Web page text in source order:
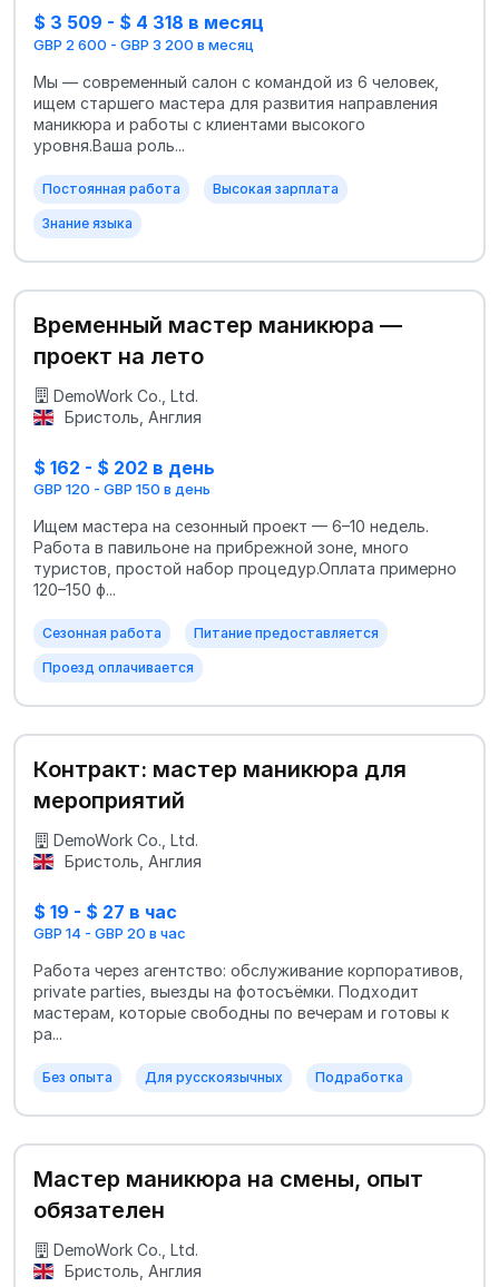
$ 3 509 - $ 4 318 в месяц
GBP 2 600 - GBP 3 200 в месяц
Мы — современный салон с командой из 6 человек,
ищем старшего мастера для развития направления
маникюра и работы с клиентами высокого
уровня.Ваша роль...
Постоянная работа Высокая зарплата
Знание языка
Временный мастер маникюра —
проект на лето
DemoWork Co., Ltd.
Бристоль, Англия
$ 162 - $ 202 в день
GBP 120 - GBP 150 в день
Ищем мастера на сезонный проект — 6–10 недель.
Работа в павильоне на прибрежной зоне, много
туристов, простой набор процедур.Оплата примерно
120–150 ф...
Сезонная работа Питание предоставляется
Проезд оплачивается
Контракт: мастер маникюра для
мероприятий
DemoWork Co., Ltd.
Бристоль, Англия
$ 19 - $ 27 в час
GBP 14 - GBP 20 в час
Работа через агентство: обслуживание корпоративов,
private parties, выезды на фотосъёмки. Подходит
мастерам, которые свободны по вечерам и готовы к
ра...
Без опыта Для русскоязычных Подработка
Мастер маникюра на смены, опыт
обязателен
DemoWork Co., Ltd.
Бристоль, Англия